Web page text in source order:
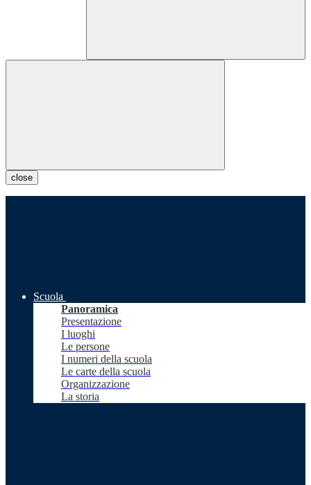
close
Scuola
Panoramica
Presentazione
I luoghi
Le persone
I numeri della scuola
Le carte della scuola
Organizzazione
La storia